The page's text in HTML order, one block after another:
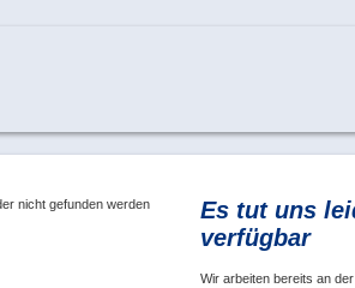
Es tut uns
verfügbar
Wir arbeiten bereits an